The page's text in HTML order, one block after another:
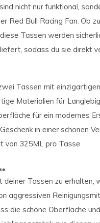
nicht nur funktional,
Red Bull Racing Fan. Ob
Tassen werden
sodass du sie direkt
Tassen mit
Materialien für
für ein modernes
in einer schönen
von 325ML pro Tasse
deiner Tassen zu erhalten,
aggressiven
die schöne Oberfläche